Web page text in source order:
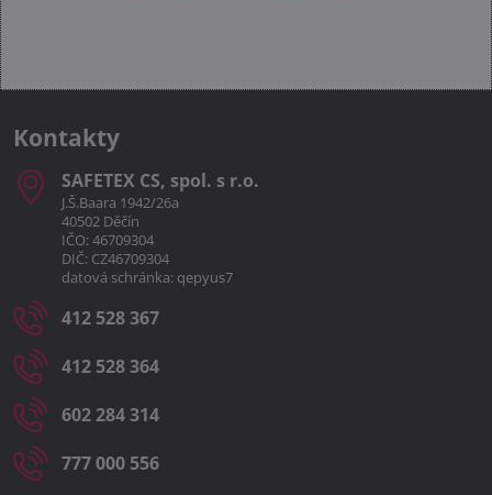
Kontakty
SAFETEX CS, spol​. s r​.o​.
J.Š.Baara 1942/26a
40502 Děčín
IČO: 46709304
DIČ: CZ46709304
datová schránka: qepyus7
412 528 367
412 528 364
602 284 314
777 000 556